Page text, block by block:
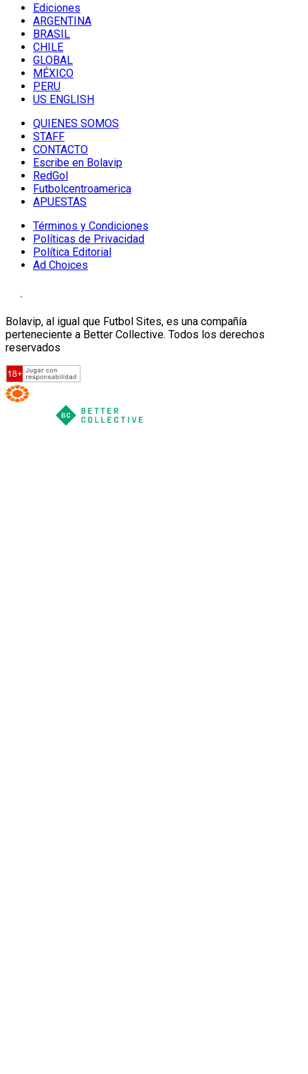
Ediciones
ARGENTINA
BRASIL
CHILE
GLOBAL
MÉXICO
PERU
US ENGLISH
QUIENES SOMOS
STAFF
CONTACTO
Escribe en Bolavip
RedGol
Futbolcentroamerica
APUESTAS
Términos y Condiciones
Políticas de Privacidad
Política Editorial
Ad Choices
Bolavip, al igual que Futbol Sites, es una compañía
perteneciente a Better Collective. Todos los derechos
reservados